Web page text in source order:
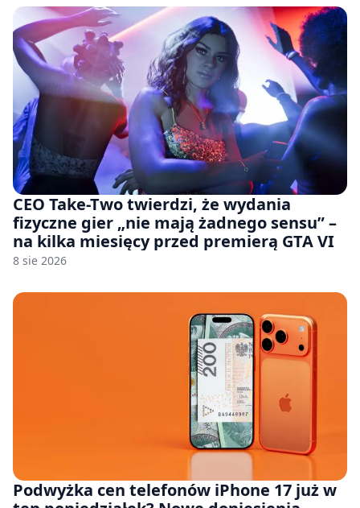
CEO Take-Two twierdzi, że wydania
fizyczne gier „nie mają żadnego sensu” –
na kilka miesięcy przed premierą GTA VI
8 sie 2026
Podwyżka cen telefonów iPhone 17 już w